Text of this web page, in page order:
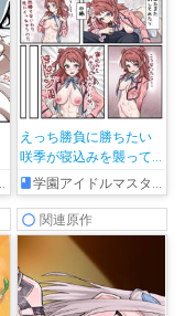
えっち勝負に勝ちたい
咲季が寝込みを襲って
きて…♡
学園アイドルマスター
関連原作